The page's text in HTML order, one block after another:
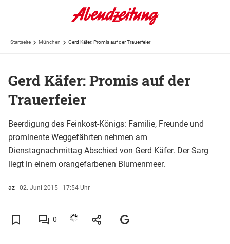
Startseite München Gerd Käfer: Promis auf der Trauerfeier
Gerd Käfer: Promis auf der
Trauerfeier
Beerdigung des Feinkost-Königs: Familie, Freunde und
prominente Weggefährten nehmen am
Dienstagnachmittag Abschied von Gerd Käfer. Der Sarg
liegt in einem orangefarbenen Blumenmeer.
az | 02. Juni 2015 - 17:54 Uhr
0